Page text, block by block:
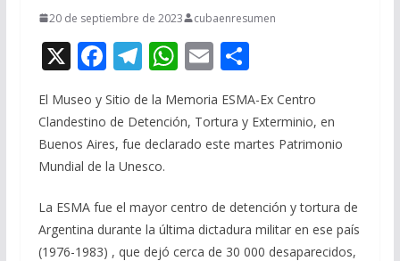
20 de septiembre de 2023 cubaenresumen
X F
e
b
o
o
k
T
el
e
gr
a
m
W
at
s
p
p
E
ai
l
C
m
p
ti
r
El Museo y Sitio de la Memoria ESMA-Ex Centro
Clandestino de Detención, Tortura y Exterminio, en
Buenos Aires, fue declarado este martes Patrimonio
Mundial de la Unesco.
La ESMA fue el mayor centro de detención y tortura de
Argentina durante la última dictadura militar en ese país
(1976-1983) , que dejó cerca de 30 000 desaparecidos,